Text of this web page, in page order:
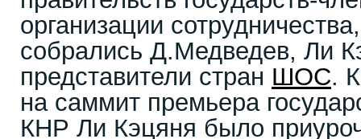
организации
собрались Д.Медведев, Ли
представители стран ШОС.
на саммит премьера
КНР Ли Кэцяня было